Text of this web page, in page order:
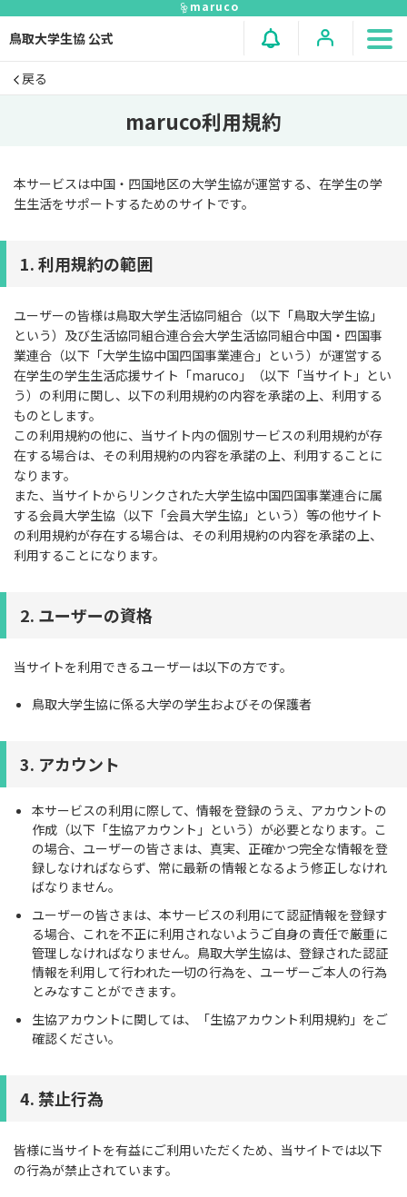
maruco
鳥取大学生協 公式
戻る
maruco利用規約
本サービスは中国・四国地区の大学生協が運営する、在学生の学
生生活をサポートするためのサイトです。
1. 利用規約の範囲
ユーザーの皆様は鳥取大学生活協同組合（以下「鳥取大学生協」
という）及び生活協同組合連合会大学生活協同組合中国・四国事
業連合（以下「大学生協中国四国事業連合」という）が運営する
在学生の学生生活応援サイト「maruco」（以下「当サイト」とい
う）の利用に関し、以下の利用規約の内容を承諾の上、利用する
ものとします。
この利用規約の他に、当サイト内の個別サービスの利用規約が存
在する場合は、その利用規約の内容を承諾の上、利用することに
なります。
また、当サイトからリンクされた大学生協中国四国事業連合に属
する会員大学生協（以下「会員大学生協」という）等の他サイト
の利用規約が存在する場合は、その利用規約の内容を承諾の上、
利用することになります。
2. ユーザーの資格
当サイトを利用できるユーザーは以下の方です。
鳥取大学生協に係る大学の学生およびその保護者
3. アカウント
本サービスの利用に際して、情報を登録のうえ、アカウントの
作成（以下「生協アカウント」という）が必要となります。こ
の場合、ユーザーの皆さまは、真実、正確かつ完全な情報を登
録しなければならず、常に最新の情報となるよう修正しなけれ
ばなりません。
ユーザーの皆さまは、本サービスの利用にて認証情報を登録す
る場合、これを不正に利用されないようご自身の責任で厳重に
管理しなければなりません。鳥取大学生協は、登録された認証
情報を利用して行われた一切の行為を、ユーザーご本人の行為
とみなすことができます。
生協アカウントに関しては、「生協アカウント利用規約」をご
確認ください。
4. 禁止行為
皆様に当サイトを有益にご利用いただくため、当サイトでは以下
の行為が禁止されています。